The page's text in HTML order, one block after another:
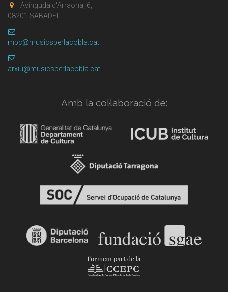
Avinguda d'Arraona, 6,
08201 SABADELL
mpc@musicsperlacobla.cat
arxiu@musicsperlacobla.cat
Amb la col·laboració de: